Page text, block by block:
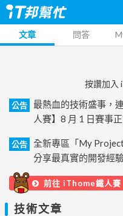
文章 問答
按讚加入
公告
最熱血的技術盛事，
人賽】8 月 1 日賽事正
公告
全新專區「My
分享最真實的開發經
前往 iThome鐵人賽
技術文章